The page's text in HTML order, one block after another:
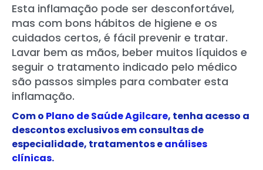
Esta inflamação pode ser desconfortável,
mas com bons hábitos de higiene e os
cuidados certos, é fácil prevenir e tratar.
Lavar bem as mãos, beber muitos líquidos e
seguir o tratamento indicado pelo médico
são passos simples para combater esta
inflamação.
Com o Plano de Saúde Agilcare, tenha acesso a
descontos exclusivos em consultas de
especialidade, tratamentos eanálises
clínicas.